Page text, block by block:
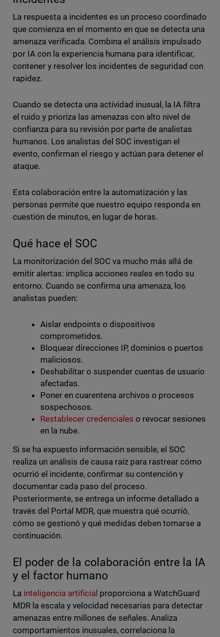
La respuesta a incidentes es un proceso coordinado
que comienza en el momento en que se detecta una
amenaza verificada. Combina el análisis impulsado
por IA con la experiencia humana para identificar,
contener y resolver los incidentes de seguridad con
rapidez.
Cuando se detecta una actividad inusual, la IA filtra
el ruido y prioriza las amenazas con alto nivel de
confianza para su revisión por parte de analistas
humanos. Los analistas del SOC investigan el
evento, confirman el riesgo y actúan para detener el
ataque.
Esta colaboración entre la automatización y las
personas permite que nuestro equipo responda en
cuestión de minutos, en lugar de horas.
Qué hace el SOC
La monitorización del SOC va mucho más allá de
emitir alertas: implica acciones reales en todo su
entorno. Cuando se confirma una amenaza, los
analistas pueden:
Aislar endpoints o dispositivos
comprometidos.
Bloquear direcciones IP, dominios o puertos
maliciosos.
Deshabilitar o suspender cuentas de usuario
afectadas.
Poner en cuarentena archivos o procesos
sospechosos.
Restablecer credenciales o revocar sesiones
en la nube.
Si se ha expuesto información sensible, el SOC
realiza un análisis de causa raíz para rastrear cómo
ocurrió el incidente, confirmar su contención y
documentar cada paso del proceso.
Posteriormente, se entrega un informe detallado a
través del Portal MDR, que muestra qué ocurrió,
cómo se gestionó y qué medidas deben tomarse a
continuación.
El poder de la colaboración entre la IA
y el factor humano
La inteligencia artificial proporciona a WatchGuard
MDR la escala y velocidad necesarias para detectar
amenazas entre millones de señales. Analiza
comportamientos inusuales, correlaciona la